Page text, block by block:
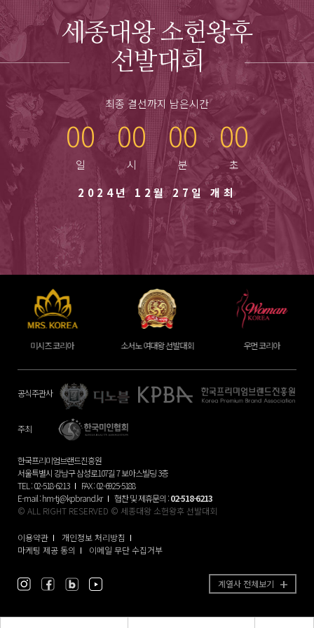
세종대왕 소헌왕후
선발대회
최종 결선까지 남은시간
00 00 00 00
2024년 12월 27일 개최
소서노 여대왕 선발대회 우먼 코리아 미스 글로벌 코리아
공식주관사
주최
한국프리미엄브랜드진흥원
서울특별시 강남구 삼성로107길 7 보아스빌딩 3층
TEL : 02-518-6213
FAX : 02-6925-5188
E-mail :hm-tj@kpbrand.kr 협찬 및 제휴문의 :02-518-6213
© ALL RIGHT RESERVED © 세종대왕 소헌왕후 선발대회
이용약관
개인정보 처리방침
마케팅 제공 동의
이메일 무단 수집거부
계열사 전체보기